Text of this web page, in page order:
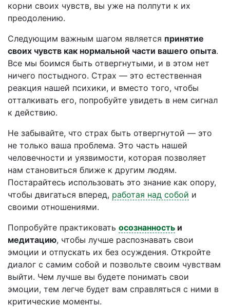
корни своих чувств, вы уже на полпути к их
преодолению.
Следующим важным шагом является принятие
своих чувств как нормальной части вашего опыта.
Все мы боимся быть отвергнутыми, и в этом нет
ничего постыдного. Страх — это естественная
реакция нашей психики, и вместо того, чтобы
отталкивать его, попробуйте увидеть в нем сигнал
к действию.
Не забывайте, что страх быть отвергнутой — это
не только ваша проблема. Это часть нашей
человечности и уязвимости, которая позволяет
нам становиться ближе к другим людям.
Постарайтесь использовать это знание как опору,
чтобы двигаться вперед, работая над собой и
своими отношениями.
Попробуйте практиковать осознанность и
медитацию, чтобы лучше распознавать свои
эмоции и отпускать их без осуждения. Откройте
диалог с самим собой и позвольте своим чувствам
выйти. Чем лучше вы будете понимать свои
эмоции, тем легче будет вам справляться с ними в
критические моменты.